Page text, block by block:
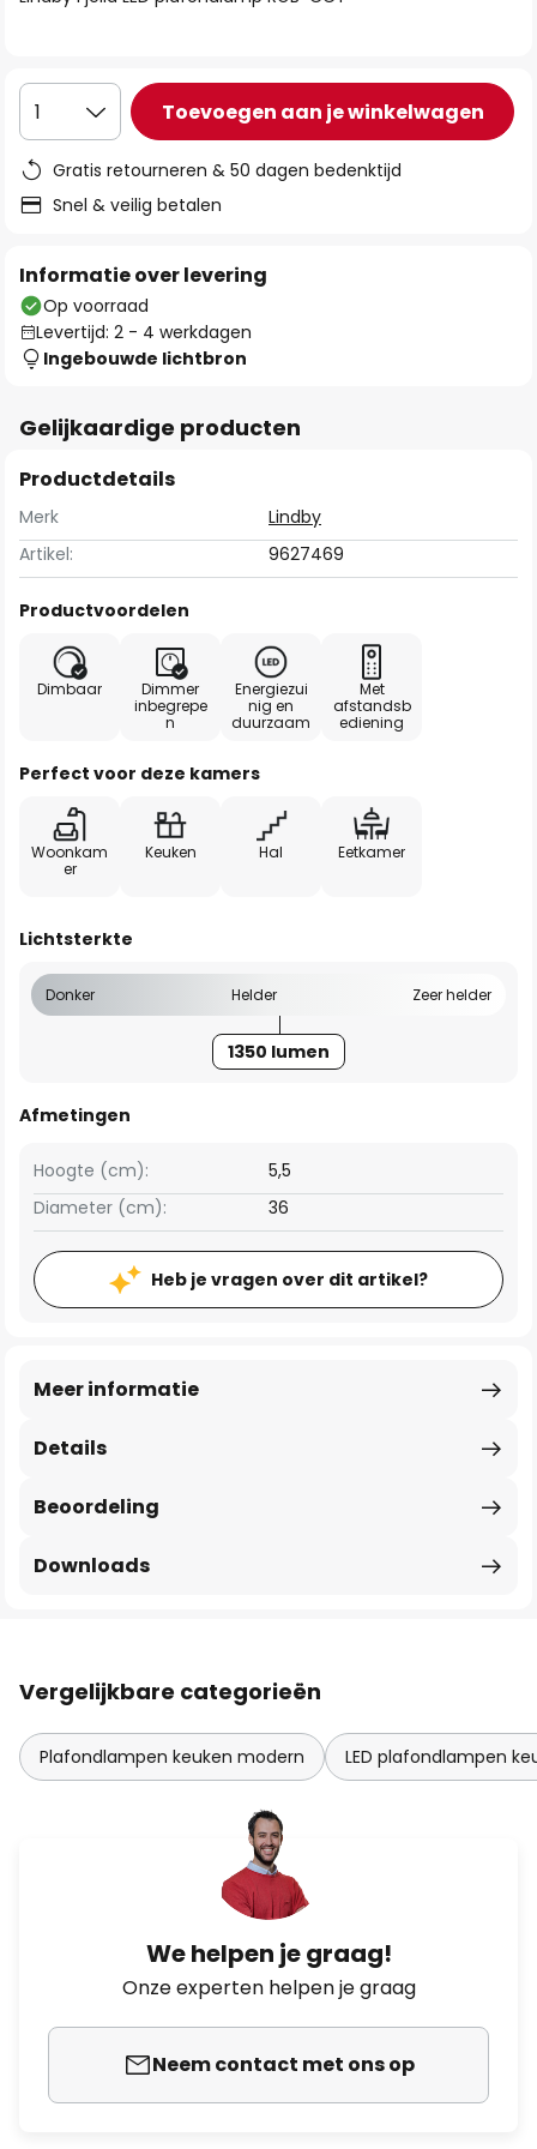
1 Toevoegen aan je winkelwagen
Gratis retourneren & 50 dagen bedenktijd
Snel & veilig betalen
Informatie over levering
Op voorraad
Levertijd: 2 - 4 werkdagen
Ingebouwde lichtbron
Gelijkaardige producten
Productdetails
Merk
Lindby
Artikel:
9627469
Productvoordelen
Dimbaar
Dimmer
inbegrepe
n
Energiezui
nig en
duurzaam
Met
afstandsb
ediening
Perfect voor deze kamers
Woonkam
er
Keuken Hal Eetkamer
Lichtsterkte
Donker Helder Zeer helder
1350 lumen
Afmetingen
Hoogte (cm):
5,5
Diameter (cm):
36
Heb je vragen over dit artikel?
Details
Meer informatie
Beoordeling
Downloads
Vergelijkbare categorieën
Plafondlampen keuken modern LED plafondlampen
We helpen je graag!
Onze experten helpen je graag
Neem contact met ons op